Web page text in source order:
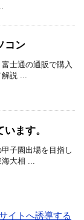
コン
士通の通販で購入
説 ...
ます。
子園出場を目指し
大相 ...
イトへ誘導する